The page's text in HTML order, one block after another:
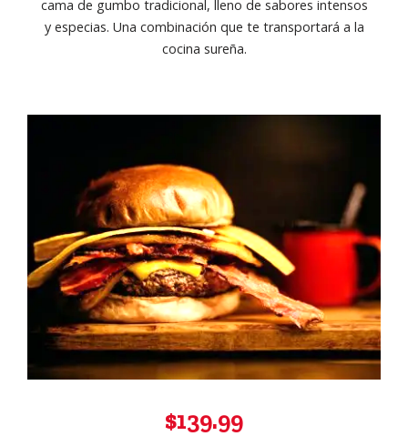
cama de gumbo tradicional, lleno de sabores intensos
y especias. Una combinación que te transportará a la
cocina sureña.
$139.99